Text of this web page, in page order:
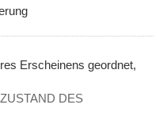
Erscheinens geordnet,
DES